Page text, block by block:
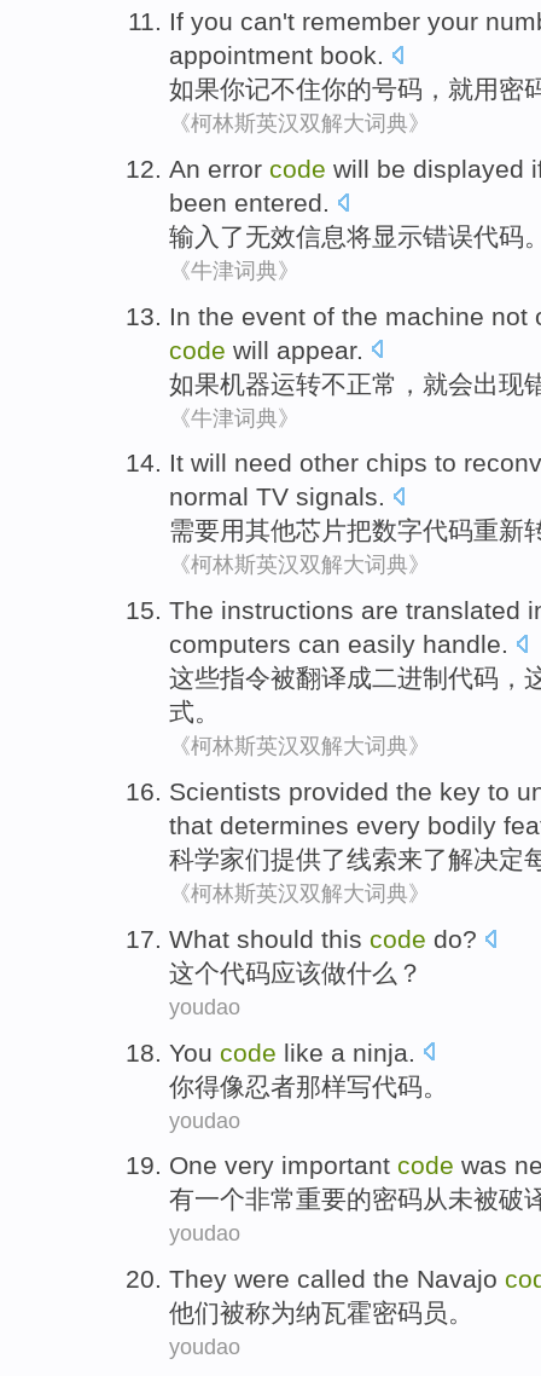
If you can't remember your
appointment book.
如果你记不住你的号码 ，就用密
《柯林斯英汉双解大词典》
An error code will be displayed
been entered.
输入 了无效信息将显示错误代码
《牛津词典》
In the event of the machine not
code will appear.
如果机器运转不正常 ， 就会出现
《牛津词典》
It will need other chips to
normal TV signals.
需要用其他芯片把数字代码重新
《柯林斯英汉双解大词典》
The instructions are translated
computers can easily handle.
这些指令被翻译成二进制 代码 ，
式。
《柯林斯英汉双解大词典》
Scientists provided the key to
that determines every bodily
科学家们提供了线索来了解决定
《柯林斯英汉双解大词典》
What should this code do?
这个代码应该做什么？
youdao
You code like a ninja
你得像忍者那样写代码 。
youdao
One very important code was
有一个非常重要的密码从未被破
youdao
They were called the Navajo
他们被称为纳瓦霍密码员。
youdao